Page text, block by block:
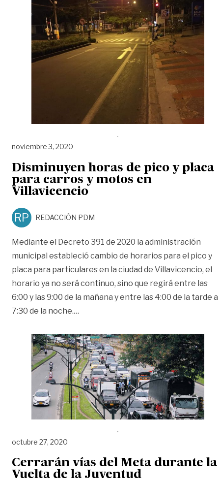
noviembre 3, 2020
Disminuyen horas de pico y placa
para carros y motos en
Villavicencio
RP REDACCIÓN PDM
Mediante el Decreto 391 de 2020 la administración
municipal estableció cambio de horarios para el pico y
placa para particulares en la ciudad de Villavicencio, el
horario ya no será continuo, sino que regirá entre las
6:00 y las 9:00 de la mañana y entre las 4:00 de la tarde a
7:30 de la noche.…
octubre 27, 2020
Cerrarán vías del Meta durante la
Vuelta de la Juventud